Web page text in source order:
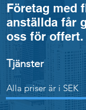
Företag med
anställda får
oss för offert.
Tjänster
Alla priser är i SEK